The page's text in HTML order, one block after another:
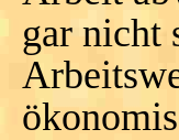
gar nicht